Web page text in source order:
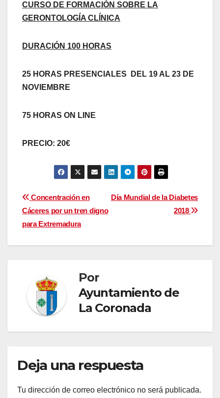
CURSO DE FORMACIÓN SOBRE LA
GERONTOLOGÍA CLÍNICA
DURACIÓN 100 HORAS
25 HORAS PRESENCIALES DEL 19 AL 23 DE
NOVIEMBRE
75 HORAS ON LINE
PRECIO: 20€
Navegación
de
entradas
Día Mundial de la Diabetes
2018
Concentración en
Cáceres por un tren digno
para Extremadura
Por
Ayuntamiento de
La Coronada
Deja una respuesta
Tu dirección de correo electrónico no será publicada.